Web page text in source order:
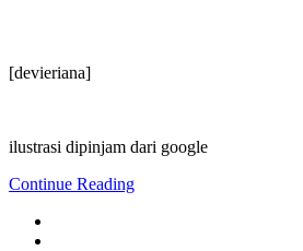
[devieriana]
ilustrasi dipinjam dari google
Continue Reading